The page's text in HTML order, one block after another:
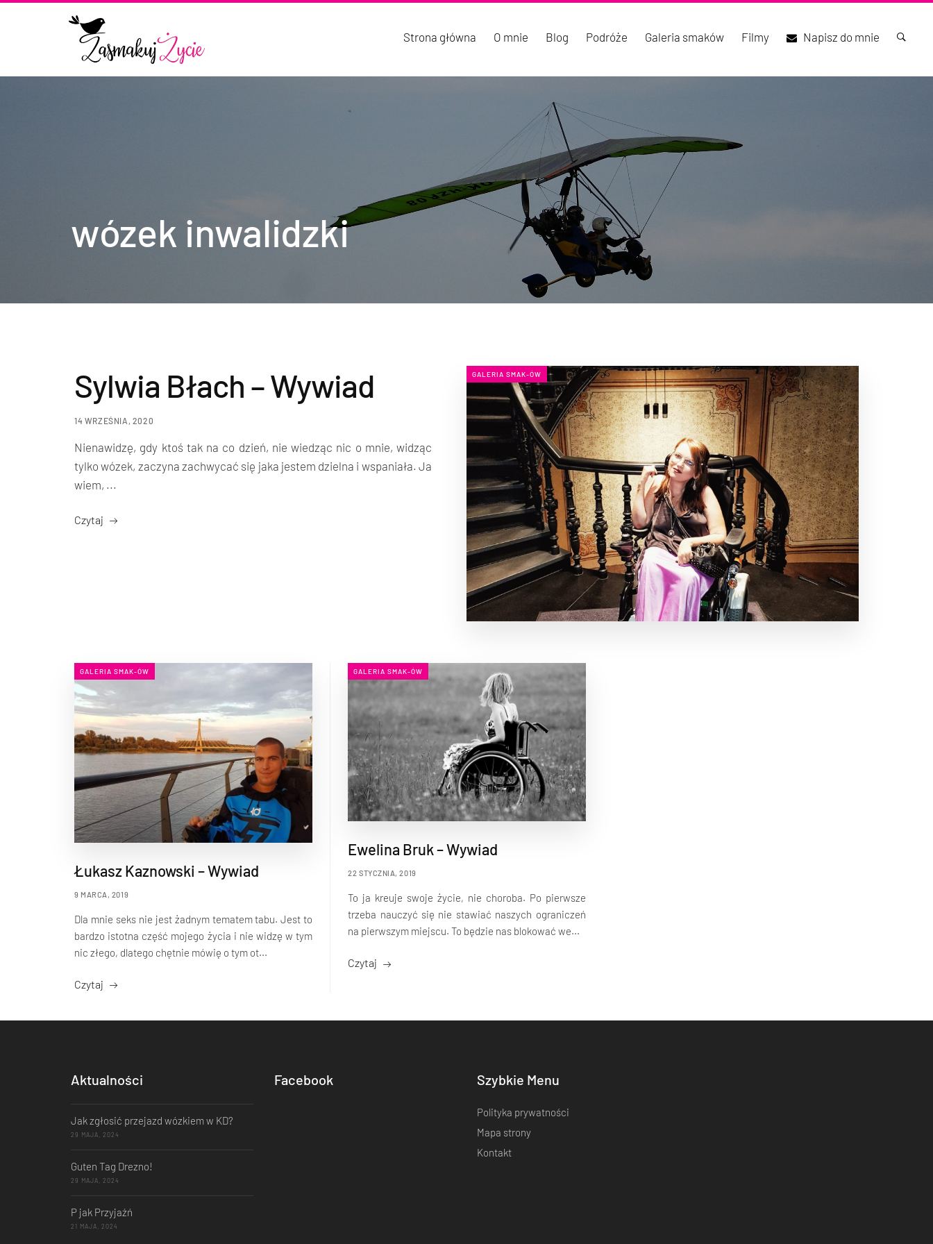
Strona główna O mnie Blog Podróże Galeria smaków Filmy Napisz do mnie
wózek inwalidzki
GALERIA SMAK-ÓW
Sylwia Błach – Wywiad
14 WRZEŚNIA, 2020
Nienawidzę, gdy ktoś tak na co dzień, nie wiedząc nic o mnie, widząc
tylko wózek, zaczyna zachwycać się jaka jestem dzielna i wspaniała. Ja
wiem, ...
Czytaj
GALERIA SMAK-ÓW
Łukasz Kaznowski – Wywiad
9 MARCA, 2019
Dla mnie seks nie jest żadnym tematem tabu. Jest to
bardzo istotna część mojego życia i nie widzę w tym
nic złego, dlatego chętnie mówię o tym ot...
Czytaj
GALERIA SMAK-ÓW
Ewelina Bruk – Wywiad
22 STYCZNIA, 2019
To ja kreuje swoje życie, nie choroba. Po pierwsze
trzeba nauczyć się nie stawiać naszych ograniczeń
na pierwszym miejscu. To będzie nas blokować we...
Czytaj
Aktualności
Jak zgłosić przejazd wózkiem w KD?
29 MAJA, 2024
Guten Tag Drezno!
29 MAJA, 2024
P jak Przyjaźń
21 MAJA, 2024
Facebook Szybkie Menu
Polityka prywatności
Mapa strony
Kontakt